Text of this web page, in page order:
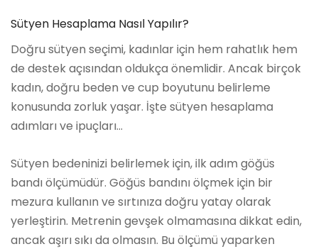
Sütyen Hesaplama Nasıl Yapılır?
Doğru sütyen seçimi, kadınlar için hem rahatlık hem
de destek açısından oldukça önemlidir. Ancak birçok
kadın, doğru beden ve cup boyutunu belirleme
konusunda zorluk yaşar. İşte sütyen hesaplama
adımları ve ipuçları...
Sütyen bedeninizi belirlemek için, ilk adım göğüs
bandı ölçümüdür. Göğüs bandını ölçmek için bir
mezura kullanın ve sırtınıza doğru yatay olarak
yerleştirin. Metrenin gevşek olmamasına dikkat edin,
ancak aşırı sıkı da olmasın. Bu ölçümü yaparken